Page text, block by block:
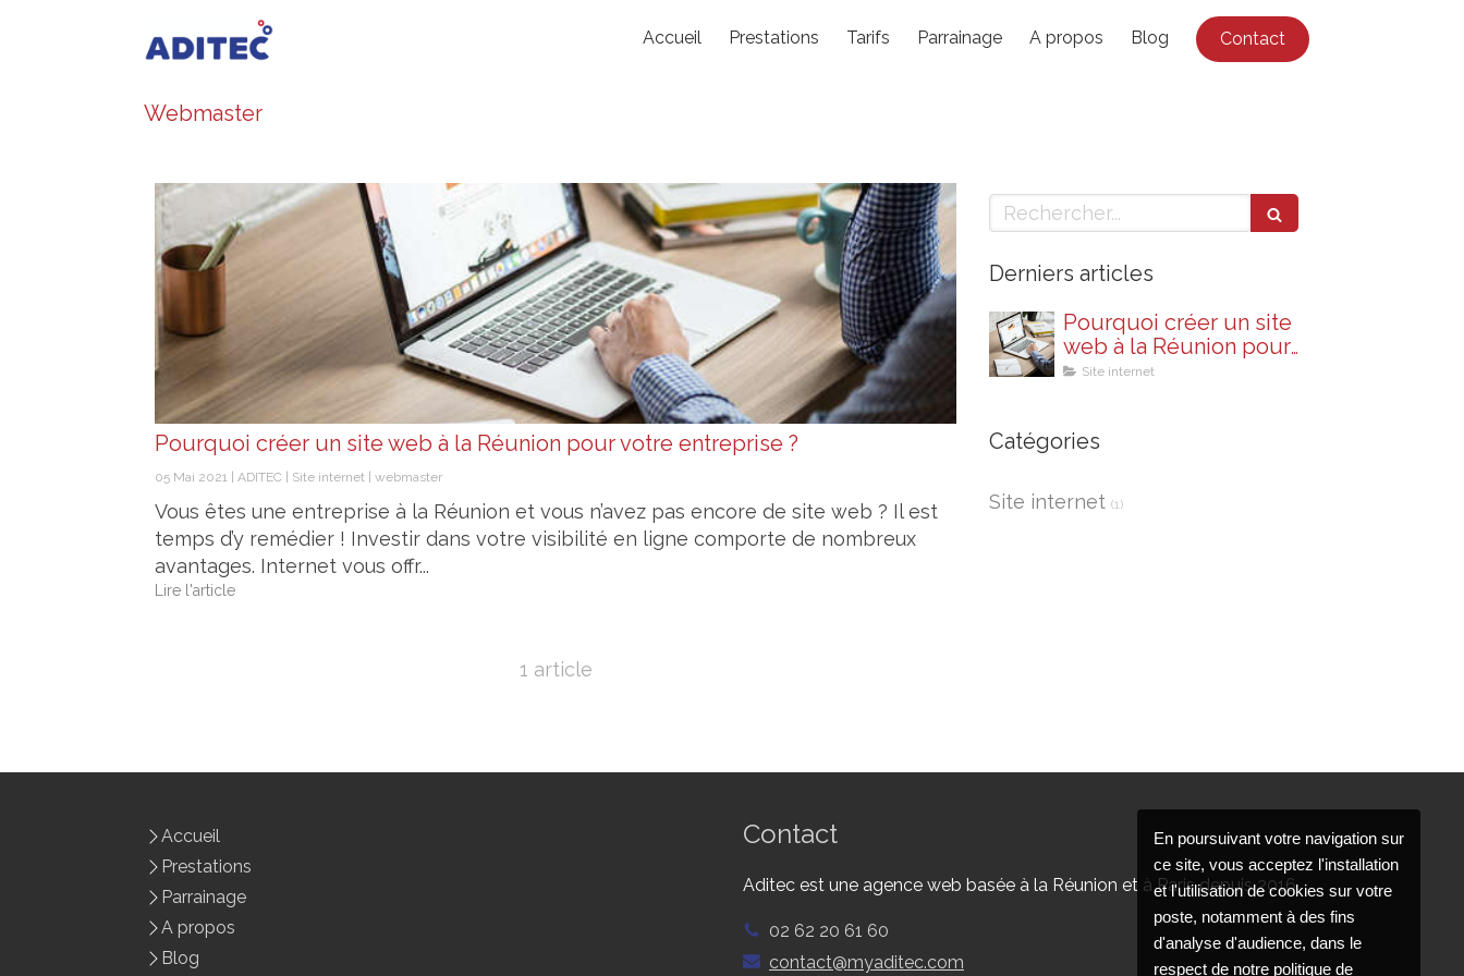
Accueil Prestations Tarifs Parrainage A propos Blog Contact
Webmaster
Pourquoi créer un site web à la Réunion pour votre entreprise ?
05 Mai 2021 ADITEC Site internet webmaster
Vous êtes une entreprise à la Réunion et vous n’avez pas encore de site web ? Il est
temps d’y remédier ! Investir dans votre visibilité en ligne comporte de nombreux
avantages. Internet vous offr...
Lire l'article
1 article
Rechercher
Derniers articles
Pourquoi créer un site
web à la Réunion pour
votre entreprise ?
Site internet
Catégories
Site internet (1)
Accueil
Prestations
Parrainage
A propos
Blog
Contact
Aditec est une agence web basée à la Réunion et à Paris depuis 2016
02 62 20 61 60
contact@myaditec.com
En poursuivant votre navigation sur
ce site, vous acceptez l'installation
et l'utilisation de cookies sur votre
poste, notamment à des fins
d'analyse d'audience, dans le
respect de notre politique de